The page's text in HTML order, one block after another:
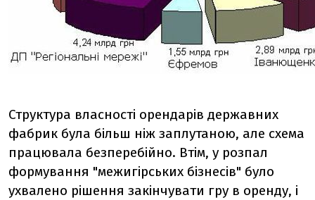
Структура власності орендарів державних
фабрик була більш ніж заплутаною, але схема
працювала безперебійно. Втім, у розпал
формування "межигірських бізнесів" було
ухвалено рішення закінчувати гру в оренду, і